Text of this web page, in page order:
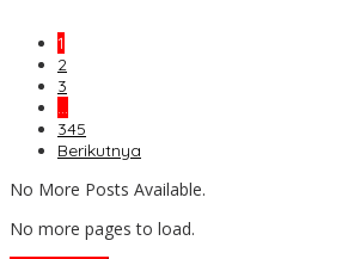
1
2
3
…
345
Berikutnya
No More Posts Available.
No more pages to load.